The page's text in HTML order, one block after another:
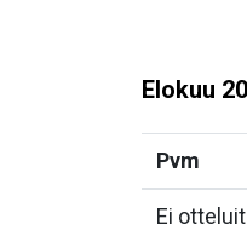
Elokuu
Pvm
Ei